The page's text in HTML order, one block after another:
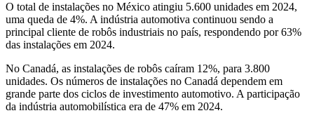
O total de instalações no México atingiu 5.600 unidades em 2024,
uma queda de 4%. A indústria automotiva continuou sendo a
principal cliente de robôs industriais no país, respondendo por 63%
das instalações em 2024.
No Canadá, as instalações de robôs caíram 12%, para 3.800
unidades. Os números de instalações no Canadá dependem em
grande parte dos ciclos de investimento automotivo. A participação
da indústria automobilística era de 47% em 2024.